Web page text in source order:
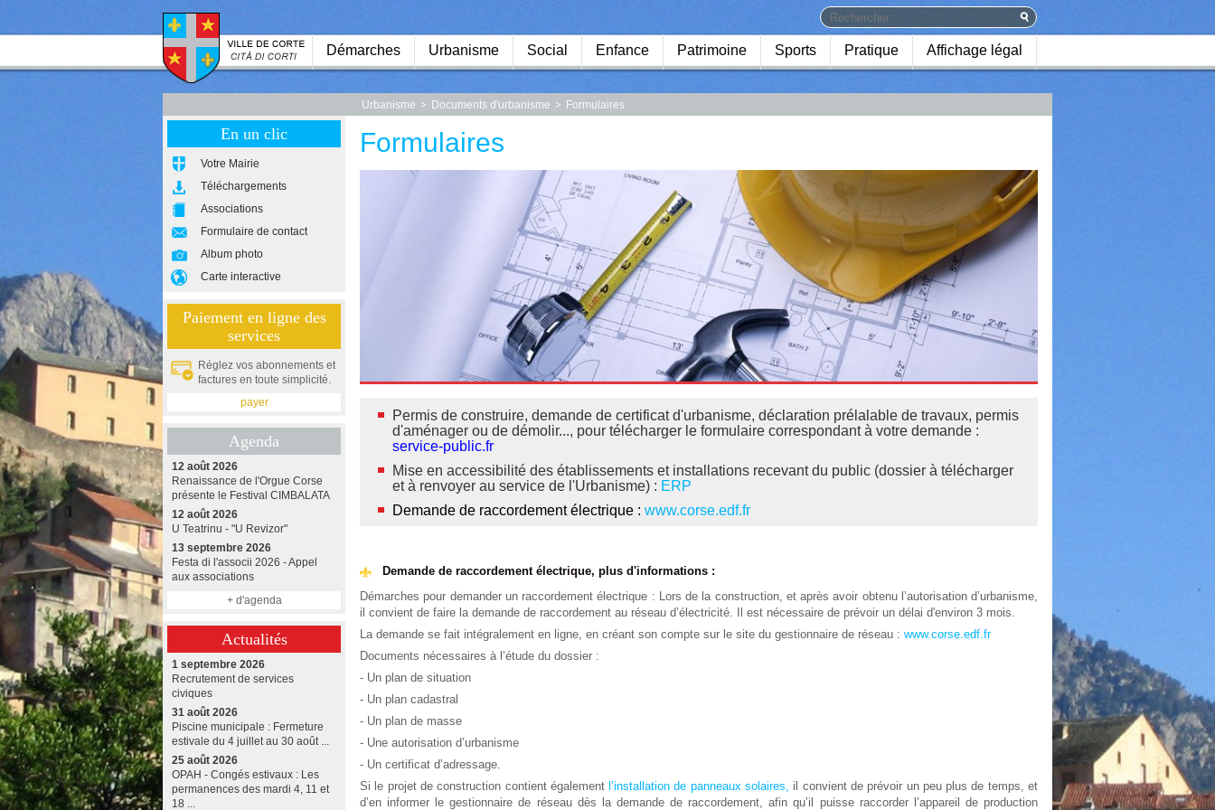
Démarches Urbanisme Social Enfance Patrimoine Sports Pratique Affichage légal
Urbanisme Documents d'urbanisme Formulaires
En un clic
Votre Mairie
Téléchargements
Associations
Formulaire de contact
Album photo
Carte interactive
Paiement en ligne des
services
Réglez vos abonnements et
factures en toute simplicité.
payer
Agenda
12 août 2026
Renaissance de l'Orgue Corse
présente le Festival CIMBALATA
12 août 2026
U Teatrinu - "U Revizor"
13 septembre 2026
Festa di l'associi 2026 - Appel
aux associations
+ d'agenda
Actualités
1 septembre 2026
Recrutement de services
civiques
31 août 2026
Piscine municipale : Fermeture
estivale du 4 juillet au 30 août ...
25 août 2026
OPAH - Congés estivaux : Les
permanences des mardi 4, 11 et
18 ...
Formulaires
Permis de construire, demande de certificat d'urbanisme, déclaration prélalable de travaux, permis
d'aménager ou de démolir..., pour télécharger le formulaire correspondant à votre demande :
service-public.fr
Mise en accessibilité des établissements et installations recevant du public (dossier à télécharger
et à renvoyer au service de l'Urbanisme) : ERP
Demande de raccordement électrique : www.corse.edf.fr
Demande de raccordement électrique, plus d'informations :
Démarches pour demander un raccordement électrique : Lors de la construction, et après avoir obtenu l’autorisation d’urbanisme,
il convient de faire la demande de raccordement au réseau d’électricité. Il est nécessaire de prévoir un délai d'environ 3 mois.
La demande se fait intégralement en ligne, en créant son compte sur le site du gestionnaire de réseau : www.corse.edf.fr
Documents nécessaires à l’étude du dossier :
- Un plan de situation
- Un plan cadastral
- Un plan de masse
- Une autorisation d’urbanisme
- Un certificat d’adressage.
Si le projet de construction contient également l’installation de panneaux solaires, il convient de prévoir un peu plus de temps, et
d’en informer le gestionnaire de réseau dès la demande de raccordement, afin qu’il puisse raccorder l’appareil de production